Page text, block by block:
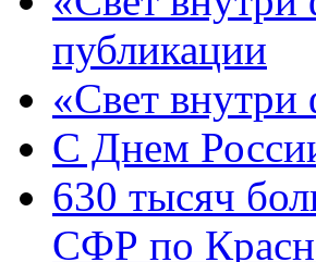
публикации
«Свет
C Днем
630 тысяч
СФР по